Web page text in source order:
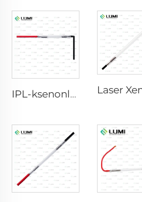
IPL-ksenonlamppu P1541 – 9×45×100 mm